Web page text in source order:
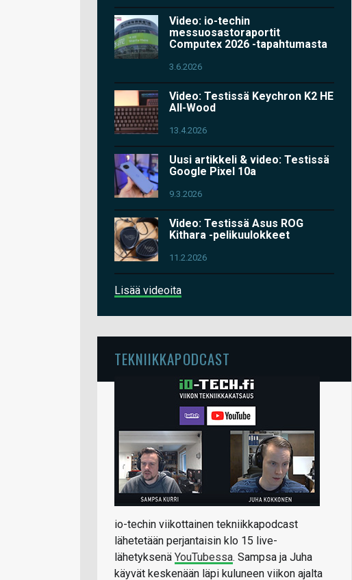
Video: io-techin
messuosastoraportit
Computex 2026 -tapahtumasta
3.6.2026
Video: Testissä Keychron K2 HE
All-Wood
13.4.2026
Uusi artikkeli & video: Testissä
Google Pixel 10a
9.3.2026
Video: Testissä Asus ROG
Kithara -pelikuulokkeet
11.2.2026
Lisää videoita
TEKNIIKKAPODCAST
io-techin viikottainen tekniikkapodcast
lähetetään perjantaisin klo 15 live-
lähetyksenä YouTubessa. Sampsa ja Juha
käyvät keskenään läpi kuluneen viikon ajalta